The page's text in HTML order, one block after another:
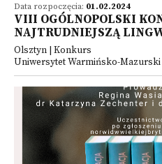
Data rozpoczęcia: 01.02.2024
VIII OGÓLNOPOLSKI
NAJTRUDNIEJSZĄ
Olsztyn | Konkurs
Uniwersytet Warmińsko-Mazurski